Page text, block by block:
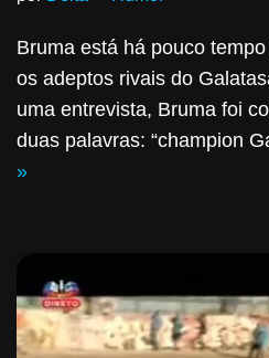
Bruma está há pouco
os adeptos rivais do
uma entrevista, Bruma foi
duas palavras: “champion
»